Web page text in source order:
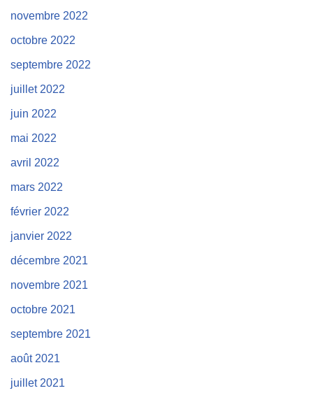
novembre 2022
octobre 2022
septembre 2022
juillet 2022
juin 2022
mai 2022
avril 2022
mars 2022
février 2022
janvier 2022
décembre 2021
novembre 2021
octobre 2021
septembre 2021
août 2021
juillet 2021